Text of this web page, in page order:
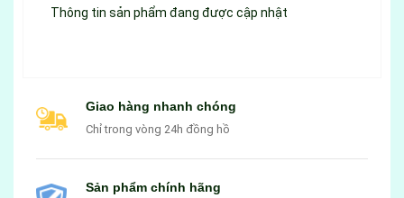
Thông tin sản phẩm đang được cập nhật
Giao hàng nhanh chóng
Chỉ trong vòng 24h đồng hồ
Sản phẩm chính hãng